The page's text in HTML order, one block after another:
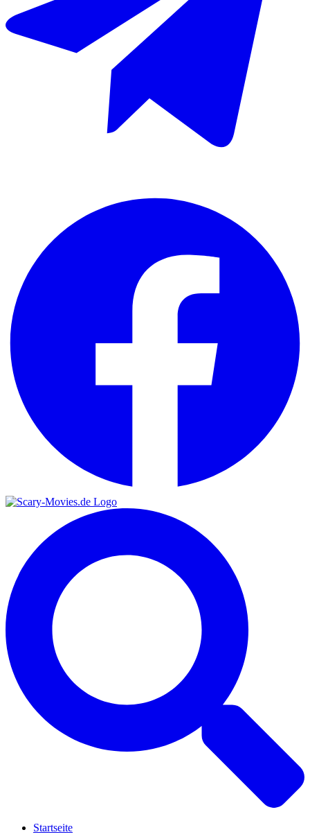
Startseite